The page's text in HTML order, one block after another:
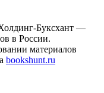
Буксхант —
в России.
материалов
bookshunt.ru